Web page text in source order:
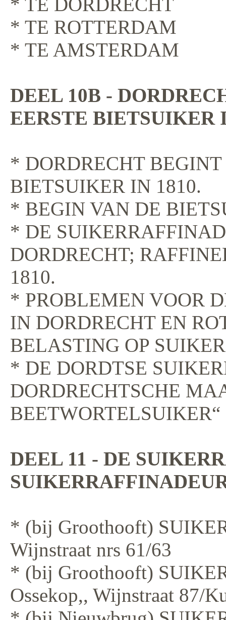
* TE ROTTERDAM
* TE AMSTERDAM
DEEL 10B -
EERSTE BIETSUIKER
* DORDRECHT
BIETSUIKER IN 1810.
* BEGIN VAN DE
* DE
DORDRECHT;
1810.
* PROBLEMEN VOOR
IN DORDRECHT EN
BELASTING OP
* DE DORDTSE
DORDRECHTSCHE
DEEL 11 - DE
* (bij Groothooft)
Wijnstraat nrs 61/63
* (bij Groothooft)
Ossekop,, Wijnstraat 87/